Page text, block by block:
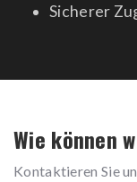
Sicherer
Wie können
Kontaktieren Sie